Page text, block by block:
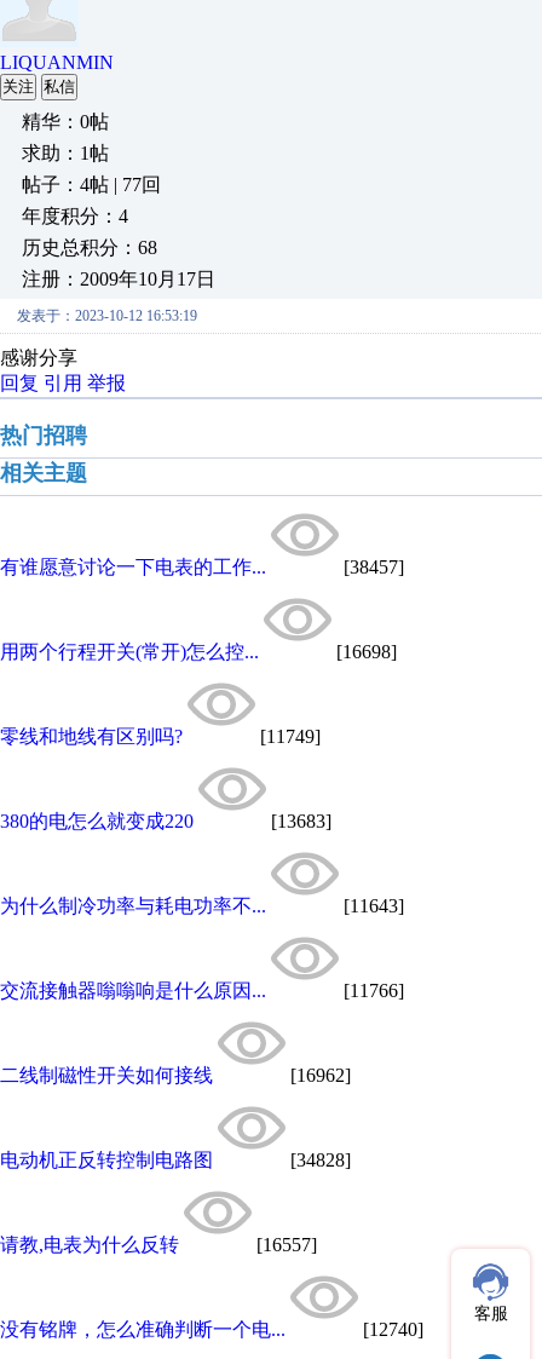
LIQUANMIN
关注 私信
精华：0帖
求助：1帖
帖子：4帖 | 77回
年度积分：4
历史总积分：68
注册：2009年10月17日
发表于：2023-10-12 16:53:19
感谢分享
回复 引用 举报
热门招聘
相关主题
有谁愿意讨论一下电表的工作... [38457]
用两个行程开关(常开)怎么控... [16698]
零线和地线有区别吗? [11749]
380的电怎么就变成220 [13683]
为什么制冷功率与耗电功率不... [11643]
交流接触器嗡嗡响是什么原因... [11766]
二线制磁性开关如何接线 [16962]
电动机正反转控制电路图 [34828]
请教,电表为什么反转 [16557]
没有铭牌，怎么准确判断一个电... [12740]
客服